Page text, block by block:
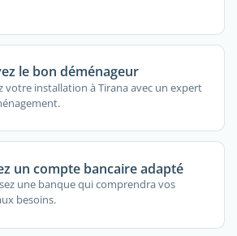
le bon déménageur
votre installation à Tirana avec un expert
un compte bancaire adapté
une banque qui comprendra vos
besoins.